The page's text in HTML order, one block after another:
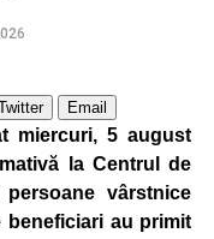
Email
miercuri, 5 august
la Centrul de
vârstnice
beneficiari au primit